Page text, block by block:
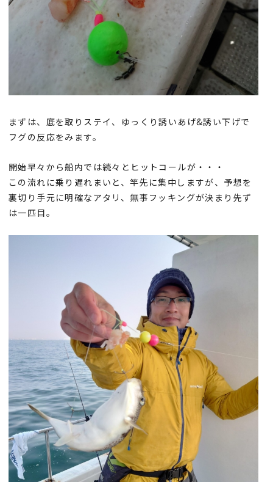
まずは、底を取りステイ、ゆっくり誘いあげ&誘い下げで
フグの反応をみます。
開始早々から船内では続々とヒットコールが・・・
この流れに乗り遅れまいと、竿先に集中しますが、予想を
裏切り手元に明確なアタリ、無事フッキングが決まり先ず
は一匹目。